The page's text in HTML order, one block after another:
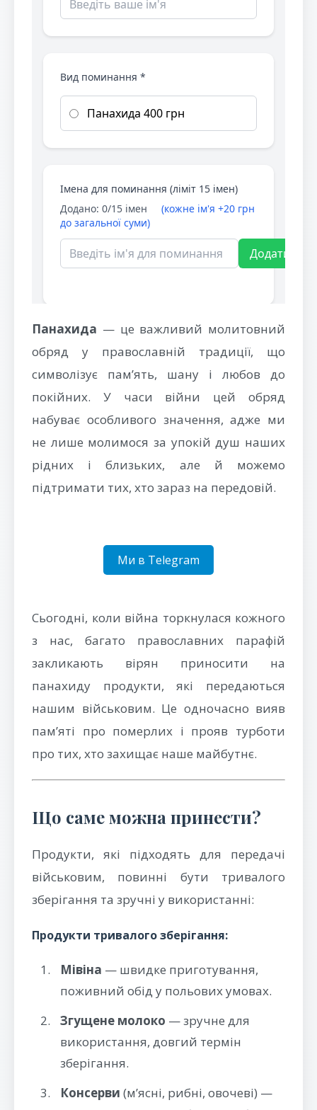
Панахида — це важливий молитовний
обряд у православній традиції, що
символізує пам’ять, шану і любов до
покійних. У часи війни цей обряд
набуває особливого значення, адже ми
не лише молимося за упокій душ наших
рідних і близьких, але й можемо
підтримати тих, хто зараз на передовій.
Ми в Telegram
Сьогодні, коли війна торкнулася кожного
з нас, багато православних парафій
закликають вірян приносити на
панахиду продукти, які передаються
нашим військовим. Це одночасно вияв
пам’яті про померлих і прояв турботи
про тих, хто захищає наше майбутнє.
Що саме можна принести?
Продукти, які підходять для передачі
військовим, повинні бути тривалого
зберігання та зручні у використанні:
Продукти тривалого зберігання:
Мівіна — швидке приготування,
поживний обід у польових умовах.
Згущене молоко — зручне для
використання, довгий термін
зберігання.
Консерви (м’ясні, рибні, овочеві) —